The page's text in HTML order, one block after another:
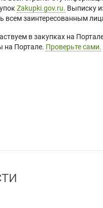
Zakupki.gov.ru. Выписку
всем заинтересованным
в закупках на
на Портале. Проверьте сами.